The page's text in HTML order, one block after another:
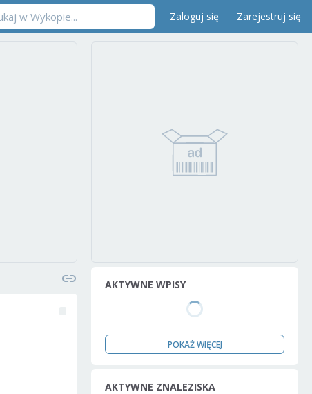
Zaloguj się Zarejestruj się
AKTYWNE WPISY
POKAŻ WIĘCEJ
AKTYWNE ZNALEZISKA